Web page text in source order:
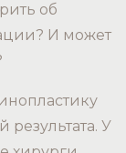
об
И может
результата. У